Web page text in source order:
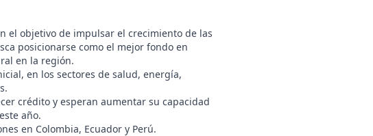
el objetivo de impulsar el crecimiento de las
posicionarse como el mejor fondo en
en la región.
en los sectores de salud, energía,
crédito y esperan aumentar su capacidad
año.
en Colombia, Ecuador y Perú.